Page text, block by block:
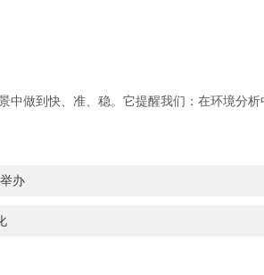
做到快、准、稳。它提醒我们：在环境分
办